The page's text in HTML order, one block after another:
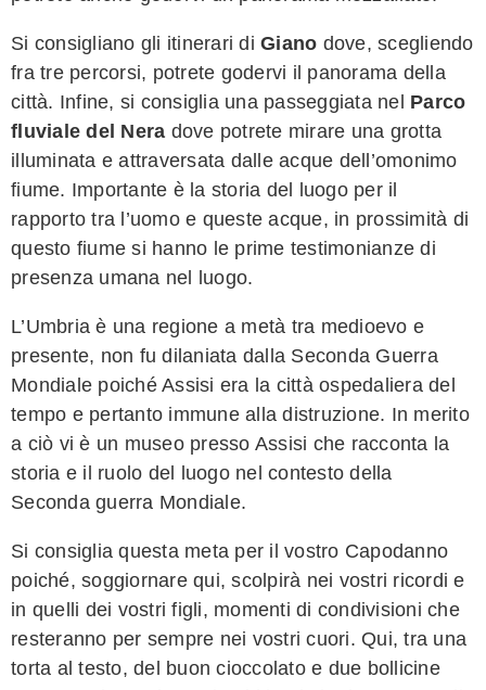
Si consigliano gli itinerari di Giano dove, scegliendo
fra tre percorsi, potrete godervi il panorama della
città. Infine, si consiglia una passeggiata nel Parco
fluviale del Nera dove potrete mirare una grotta
illuminata e attraversata dalle acque dell’omonimo
fiume. Importante è la storia del luogo per il
rapporto tra l’uomo e queste acque, in prossimità di
questo fiume si hanno le prime testimonianze di
presenza umana nel luogo.
L’Umbria è una regione a metà tra medioevo e
presente, non fu dilaniata dalla Seconda Guerra
Mondiale poiché Assisi era la città ospedaliera del
tempo e pertanto immune alla distruzione. In merito
a ciò vi è un museo presso Assisi che racconta la
storia e il ruolo del luogo nel contesto della
Seconda guerra Mondiale.
Si consiglia questa meta per il vostro Capodanno
poiché, soggiornare qui, scolpirà nei vostri ricordi e
in quelli dei vostri figli, momenti di condivisioni che
resteranno per sempre nei vostri cuori. Qui, tra una
torta al testo, del buon cioccolato e due bollicine